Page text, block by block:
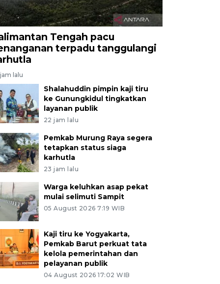
Tengah pacu
terpadu tanggulangi
lalu
Shalahuddin pimpin kaji tiru
ke Gunungkidul tingkatkan
layanan publik
22 jam lalu
Pemkab Murung Raya segera
tetapkan status siaga
karhutla
23 jam lalu
Warga keluhkan asap pekat
mulai selimuti Sampit
05 August 2026 7:19 WIB
Kaji tiru ke Yogyakarta,
Pemkab Barut perkuat tata
kelola pemerintahan dan
pelayanan publik
04 August 2026 17:02 WIB